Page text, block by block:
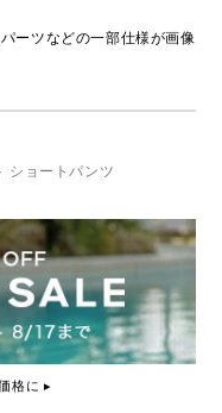
ーツなどの一部仕様が画像
ショートパンツ
格に ▸